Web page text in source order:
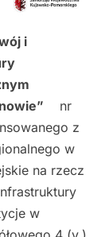
i
nr
z
w
na rzecz
w